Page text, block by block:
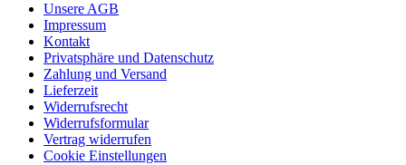
Unsere AGB
Impressum
Kontakt
Privatsphäre und Datenschutz
Zahlung und Versand
Lieferzeit
Widerrufsrecht
Widerrufsformular
Vertrag widerrufen
Cookie Einstellungen